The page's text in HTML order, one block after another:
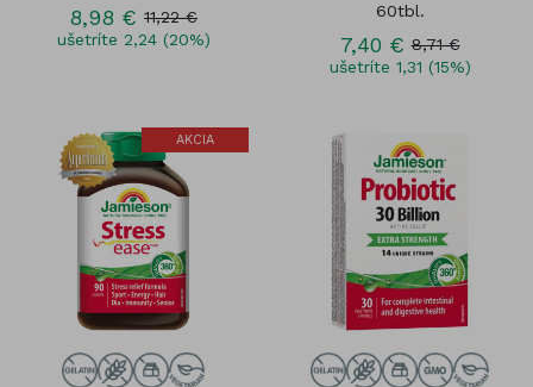
8,98 € 11,22 €
ušetríte 2,24 (20%)
60tbl.
7,40 € 8,71 €
ušetríte 1,31 (15%)
AKCIA